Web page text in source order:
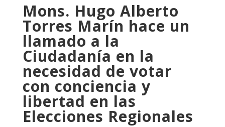
Mons. Hugo Alberto
Torres Marín hace un
llamado a la
Ciudadanía en la
necesidad de votar
con conciencia y
libertad en las
Elecciones Regionales